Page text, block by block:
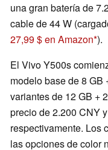
una gran batería de
cable de 44 W
27,99 $ en Amazon ).
El Vivo Y500s
modelo base de 8 GB
variantes de 12 GB +
precio de 2.200 CNY
respectivamente. Los
las opciones de color